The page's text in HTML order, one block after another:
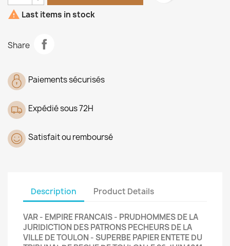
 Last items in stock
Share
Paiements sécurisés
Expédié sous 72H
Satisfait ou remboursé
Description Product Details
VAR - EMPIRE FRANCAIS - PRUDHOMMES DE LA
JURIDICTION DES PATRONS PECHEURS DE LA
VILLE DE TOULON - SUPERBE PAPIER ENTETE DU